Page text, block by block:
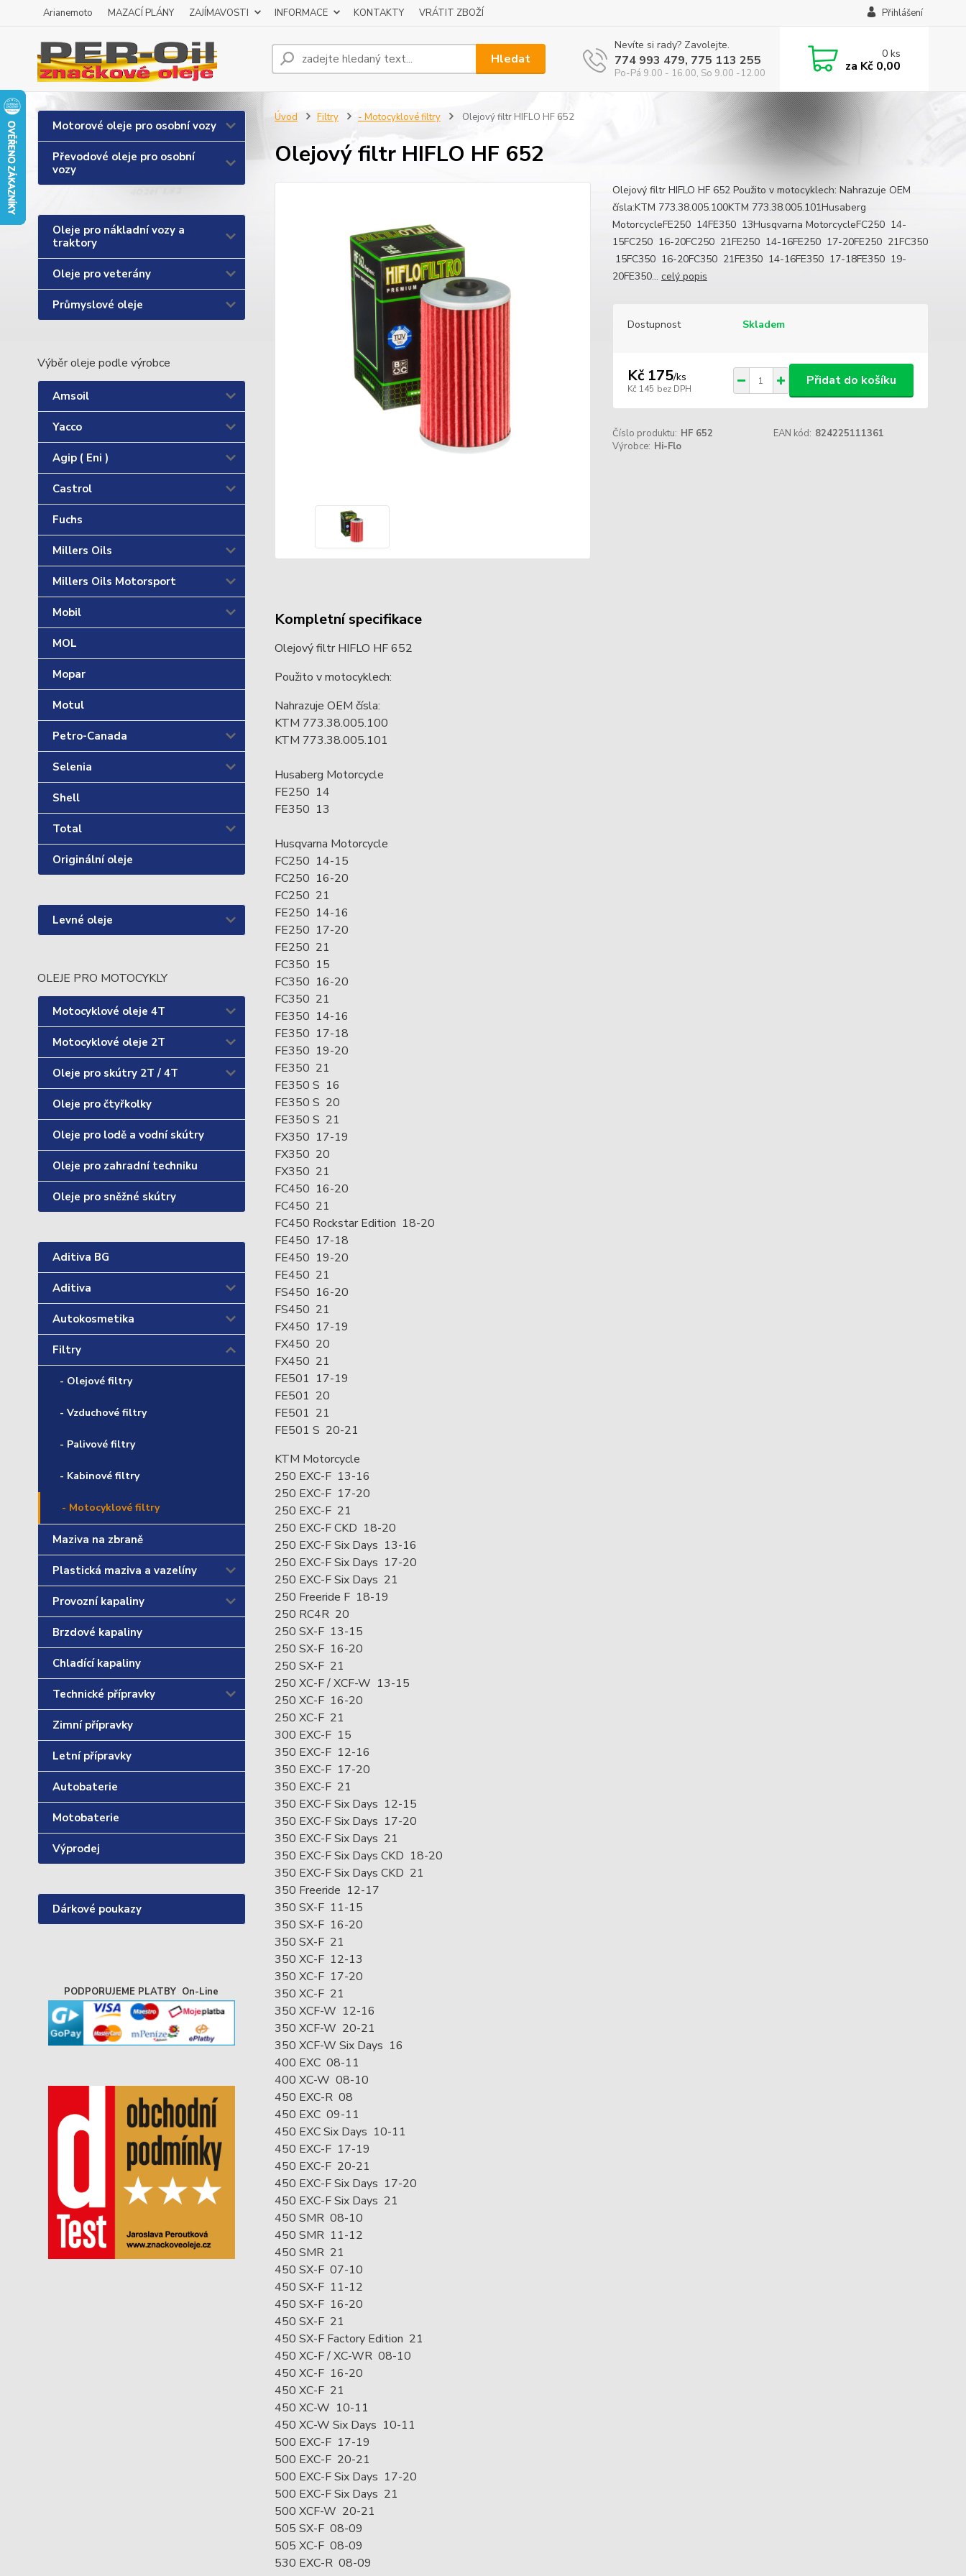
Arianemoto MAZACÍ PLÁNY ZAJÍMAVOSTI INFORMACE KONTAKTY VRÁTIT ZBOŽÍ Přihlášení
Hledat
Nevíte si rady? Zavolejte.
774 993 479, 775 113 255
Po-Pá 9.00 - 16.00, So 9.00 -12.00
0ks
za Kč 0,00
Motorové oleje pro osobní vozy
Převodové oleje pro osobní
vozy
Oleje pro nákladní vozy a
traktory
Oleje pro veterány
Průmyslové oleje
Výběr oleje podle výrobce
Amsoil
Yacco
Agip ( Eni )
Castrol
Fuchs
Millers Oils
Millers Oils Motorsport
Mobil
MOL
Mopar
Motul
Petro-Canada
Selenia
Shell
Total
Originální oleje
Levné oleje
OLEJE PRO MOTOCYKLY
Motocyklové oleje 4T
Motocyklové oleje 2T
Oleje pro skútry 2T / 4T
Oleje pro čtyřkolky
Oleje pro lodě a vodní skútry
Oleje pro zahradní techniku
Oleje pro sněžné skútry
Aditiva BG
Aditiva
Autokosmetika
Filtry
- Olejové filtry
- Vzduchové filtry
- Palivové filtry
- Kabinové filtry
- Motocyklové filtry
Maziva na zbraně
Plastická maziva a vazelíny
Provozní kapaliny
Brzdové kapaliny
Chladící kapaliny
Technické přípravky
Zimní přípravky
Letní přípravky
Autobaterie
Motobaterie
Výprodej
Dárkové poukazy
PODPORUJEME PLATBY On-Line
Úvod Filtry - Motocyklové filtry Olejový filtr HIFLO HF 652
Olejový filtr HIFLO HF 652
Olejový filtr HIFLO HF 652 Použito v motocyklech: Nahrazuje OEM
čísla:KTM 773.38.005.100KTM 773.38.005.101Husaberg
MotorcycleFE250 14FE350 13Husqvarna MotorcycleFC250 14-
15FC250 16-20FC250 21FE250 14-16FE250 17-20FE250 21FC350
15FC350 16-20FC350 21FE350 14-16FE350 17-18FE350 19-
20FE350... celý popis
Dostupnost Skladem
Kč 175/ks
Kč 145 bez DPH
Přidat do košíku
Číslo produktu: HF 652 EAN kód: 824225111361
Výrobce: Hi-Flo
Kompletní specifikace
Olejový filtr HIFLO HF 652
Použito v motocyklech:
Nahrazuje OEM čísla:
KTM 773.38.005.100
KTM 773.38.005.101
Husaberg Motorcycle
FE250 14
FE350 13
Husqvarna Motorcycle
FC250 14-15
FC250 16-20
FC250 21
FE250 14-16
FE250 17-20
FE250 21
FC350 15
FC350 16-20
FC350 21
FE350 14-16
FE350 17-18
FE350 19-20
FE350 21
FE350 S 16
FE350 S 20
FE350 S 21
FX350 17-19
FX350 20
FX350 21
FC450 16-20
FC450 21
FC450 Rockstar Edition 18-20
FE450 17-18
FE450 19-20
FE450 21
FS450 16-20
FS450 21
FX450 17-19
FX450 20
FX450 21
FE501 17-19
FE501 20
FE501 21
FE501 S 20-21
KTM Motorcycle
250 EXC-F 13-16
250 EXC-F 17-20
250 EXC-F 21
250 EXC-F CKD 18-20
250 EXC-F Six Days 13-16
250 EXC-F Six Days 17-20
250 EXC-F Six Days 21
250 Freeride F 18-19
250 RC4R 20
250 SX-F 13-15
250 SX-F 16-20
250 SX-F 21
250 XC-F / XCF-W 13-15
250 XC-F 16-20
250 XC-F 21
300 EXC-F 15
350 EXC-F 12-16
350 EXC-F 17-20
350 EXC-F 21
350 EXC-F Six Days 12-15
350 EXC-F Six Days 17-20
350 EXC-F Six Days 21
350 EXC-F Six Days CKD 18-20
350 EXC-F Six Days CKD 21
350 Freeride 12-17
350 SX-F 11-15
350 SX-F 16-20
350 SX-F 21
350 XC-F 12-13
350 XC-F 17-20
350 XC-F 21
350 XCF-W 12-16
350 XCF-W 20-21
350 XCF-W Six Days 16
400 EXC 08-11
400 XC-W 08-10
450 EXC-R 08
450 EXC 09-11
450 EXC Six Days 10-11
450 EXC-F 17-19
450 EXC-F 20-21
450 EXC-F Six Days 17-20
450 EXC-F Six Days 21
450 SMR 08-10
450 SMR 11-12
450 SMR 21
450 SX-F 07-10
450 SX-F 11-12
450 SX-F 16-20
450 SX-F 21
450 SX-F Factory Edition 21
450 XC-F / XC-WR 08-10
450 XC-F 16-20
450 XC-F 21
450 XC-W 10-11
450 XC-W Six Days 10-11
500 EXC-F 17-19
500 EXC-F 20-21
500 EXC-F Six Days 17-20
500 EXC-F Six Days 21
500 XCF-W 20-21
505 SX-F 08-09
505 XC-F 08-09
530 EXC-R 08-09